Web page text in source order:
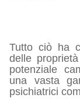
Tutto ciò ha
delle
potenziale
una vasta
psichiatrici